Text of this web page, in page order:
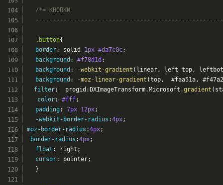
/*= КНОПКИ
.button{
border: solid 1px #da7c0c;
background : #f78d1d ;
background : -webkit-gradient (linear, left top,
background : -moz-linear-gradient (top,  #faa51a,
filter:  progid:DXImageTransform.Microsoft.gradient
color: #fff;
padding : 7px 12px;
-webkit-border-radius :4px;
moz-border-radius :4px;
border-radius :4px;
float : right;
cursor: pointer;
	}